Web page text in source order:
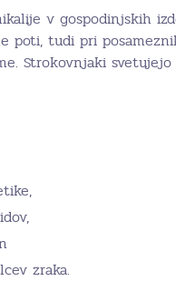
v gospodinjskih
poti, tudi pri
Strokovnjaki
zraka.